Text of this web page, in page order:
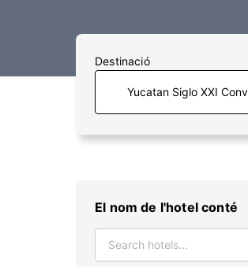
Destinació
El nom de l'hotel conté